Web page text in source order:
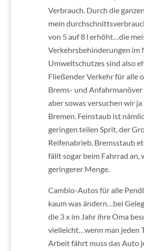
Verbrauch. Durch die
mein
von 5 auf 8 l erhöht…die
Verkehrsbehinderungen im
Umweltschutzes sind also
Fließender Verkehr für alle
Brems- und
aber sowas versuchen wir
Bremen. Feinstaub ist
geringen teilen Sprit, der
Reifenabrieb, Bremsstaub
fällt sogar beim Fahrrad an,
geringerer Menge.
Cambio-Autos für alle
kaum was ändern…bei
die 3 x im Jahr ihre Oma
vielleicht…wenn man jeden
Arbeit fährt muss das Auto